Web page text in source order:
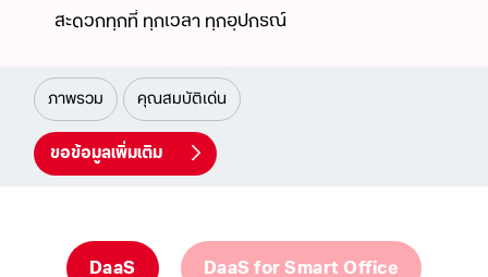
สะดวกทุกที่ ทุกเวลา ทุกอุปกรณ์
ภาพรวม คุณสมบัติเด่น
ขอข้อมูลเพิ่มเติม
DaaS DaaS for Smart Office